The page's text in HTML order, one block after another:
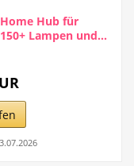
Hub für
Lampen und...